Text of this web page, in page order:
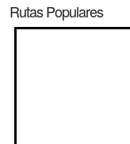
Rutas Populares